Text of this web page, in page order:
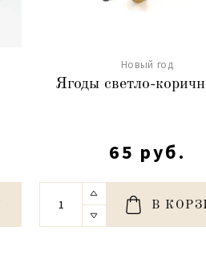
Новый год
Ягоды светло-
65 руб.
В